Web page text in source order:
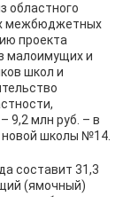
областного
межбюджетных
проекта
малоимущих и
школ и
9,2 млн руб. – в
школы №14.
составит 31,3
(ямочный)